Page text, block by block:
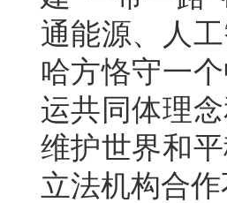
通能源、人
哈方恪守一
运共同体理
维护世界和
立法机构合